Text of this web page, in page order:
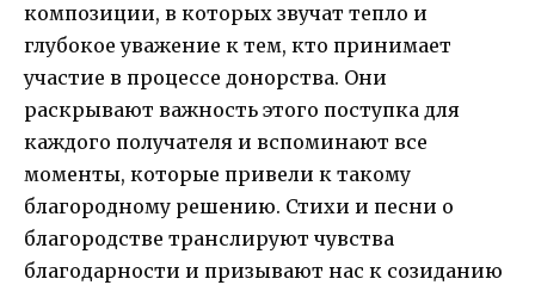
композиции, в которых звучат тепло и
глубокое уважение к тем, кто принимает
участие в процессе донорства. Они
раскрывают важность этого поступка для
каждого получателя и вспоминают все
моменты, которые привели к такому
благородному решению. Стихи и песни о
благородстве транслируют чувства
благодарности и призывают нас к созиданию